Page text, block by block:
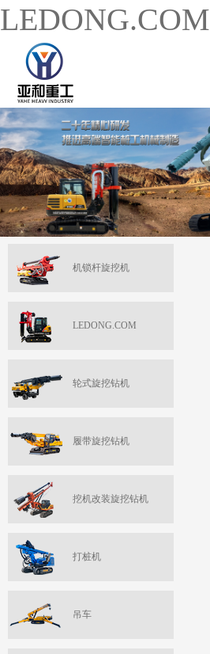
LEDONG.COM
机锁杆旋挖机
LEDONG.COM
轮式旋挖钻机
履带旋挖钻机
挖机改装旋挖钻机
打桩机
吊车